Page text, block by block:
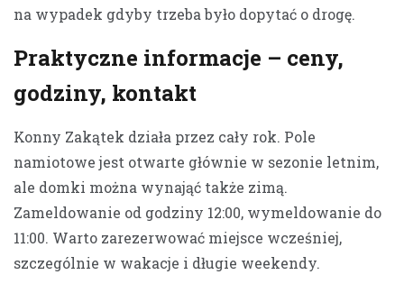
na wypadek gdyby trzeba było dopytać o drogę.
Praktyczne informacje – ceny,
godziny, kontakt
Konny Zakątek działa przez cały rok. Pole
namiotowe jest otwarte głównie w sezonie letnim,
ale domki można wynająć także zimą.
Zameldowanie od godziny 12:00, wymeldowanie do
11:00. Warto zarezerwować miejsce wcześniej,
szczególnie w wakacje i długie weekendy.